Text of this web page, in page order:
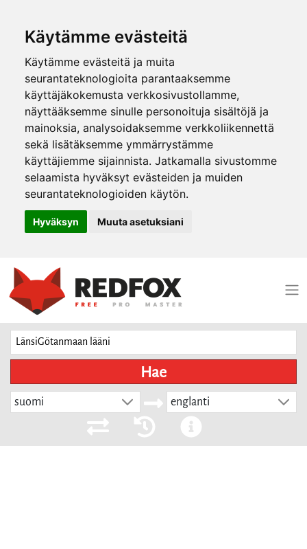
Käytämme evästeitä
Käytämme evästeitä ja muita
seurantateknologioita parantaaksemme
käyttäjäkokemusta verkkosivustollamme,
näyttääksemme sinulle personoituja sisältöjä ja
mainoksia, analysoidaksemme verkkoliikennettä
sekä lisätäksemme ymmärrystämme
käyttäjiemme sijainnista. Jatkamalla sivustomme
selaamista hyväksyt evästeiden ja muiden
seurantateknologioiden käytön.
Hyväksyn Muuta asetuksiani
Hae
suomi englanti